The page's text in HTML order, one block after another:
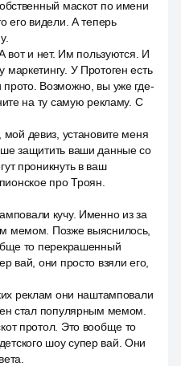
маскот по имени
его видели. А теперь
вот и нет. Им пользуются. И
маркетингу. У Протоген есть
Возможно, вы уже где-
на ту самую рекламу. С
девиз, установите меня
защитить ваши данные со
проникнуть в ваш
про Троян.
кучу. Именно из за
мемом. Позже выяснилось,
то перекрашенный
вай, они просто взяли его,
реклам они наштамповали
стал популярным мемом.
протол. Это вообще то
шоу супер вай. Они